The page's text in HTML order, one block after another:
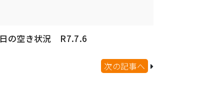
の空き状況 R7.7.6
次の記事へ